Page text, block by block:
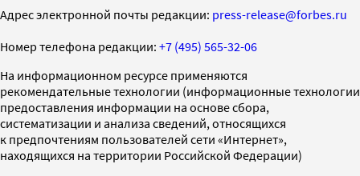
Адрес электронной почты редакции: press-release@forbes.ru
Номер телефона редакции: +7 (495) 565-32-06
На информационном ресурсе применяются
рекомендательные технологии (информационные технологии
предоставления информации на основе сбора,
систематизации и анализа сведений, относящихся
к предпочтениям пользователей сети «Интернет»,
находящихся на территории Российской Федерации)